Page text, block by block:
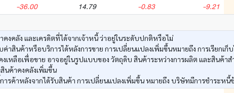
-36.00 14.79 -0.83 -9.21
งคลัง และเครดิตที่ได้จากเจ้าหนี้ ว่าอยู่ในระดับปกติหรือไม่
าสินค้าหรือบริการได้หลังการขาย การเปลี่ยนแปลงเพิ่มขึ้นหมายถึง การเรียกเก็บ
หลือเพื่อขาย อาจอยู่ในรูปแบบของ วัตถุดิบ สินค้าระหว่างการผลิต และสินค้าส
นค้าคงคลังเพิ่มขึ้น
รค้าหลังจากได้รับสินค้า การเปลี่ยนแปลงเพิ่มขึ้น หมายถึง บริษัทมีการชำระหนี้